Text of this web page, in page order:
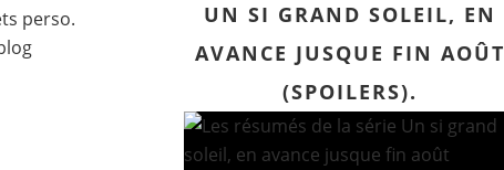
perso.
UN SI GRAND SOLEIL, EN
AVANCE JUSQUE FIN AOÛT
(SPOILERS).